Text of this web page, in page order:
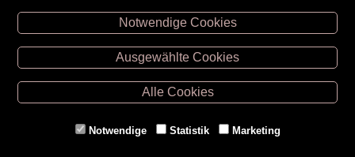
Unsere Öffnungszeiten
Retz -02942/20433
Hollabrunn -02952/30057
Eggenburg -02984/3836
Gmünd -
Notwendige Cookies
Ausgewählte Cookies
Alle Cookies
Notwendige Statistik Marketing